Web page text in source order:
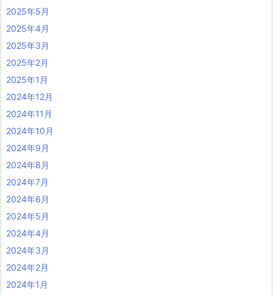
2025年5月
2025年4月
2025年3月
2025年2月
2025年1月
2024年12月
2024年11月
2024年10月
2024年9月
2024年8月
2024年7月
2024年6月
2024年5月
2024年4月
2024年3月
2024年2月
2024年1月